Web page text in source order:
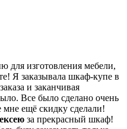
для изготовления мебели,
Я заказывала шкаф-купе в
и заканчивая
Все было сделано очень
ещё скидку сделали!
за прекрасный шкаф!